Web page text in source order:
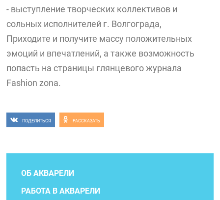
- выступление творческих коллективов и
сольных исполнителей г. Волгограда,
Приходите и получите массу положительных
эмоций и впечатлений, а также возможность
попасть на страницы глянцевого журнала
Fashion zona.
ПОДЕЛИТЬСЯ РАССКАЗАТЬ
ОБ АКВАРЕЛИ
РАБОТА В АКВАРЕЛИ